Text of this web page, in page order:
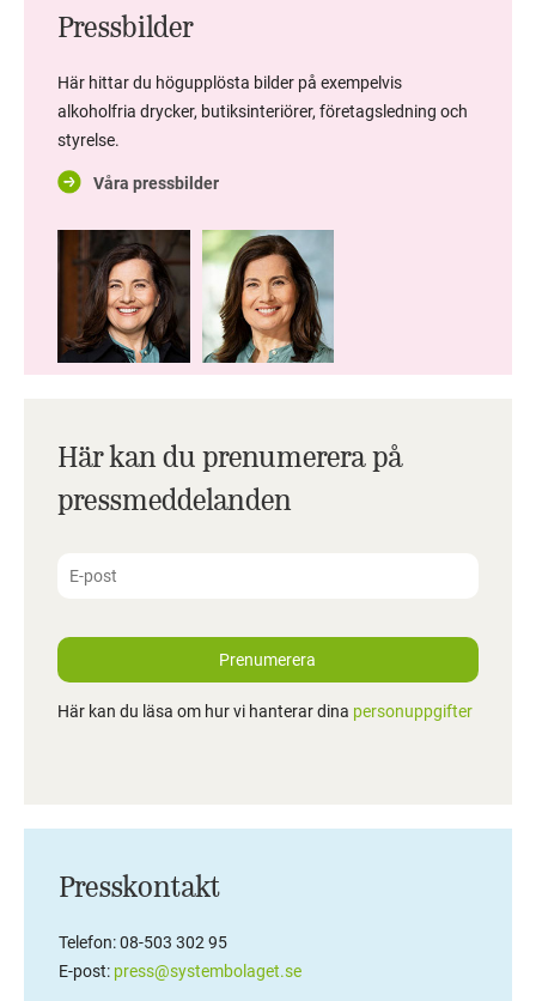
Pressbilder
Här hittar du högupplösta bilder på exempelvis
alkoholfria drycker, butiksinteriörer, företagsledning och
styrelse.
Våra pressbilder
Här kan du prenumerera på
pressmeddelanden
Prenumerera
Här kan du läsa om hur vi hanterar dina personuppgifter
Presskontakt
Telefon: 08-503 302 95
E-post: press@systembolaget.se